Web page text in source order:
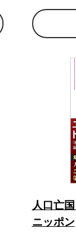
人口亡
ニッポン